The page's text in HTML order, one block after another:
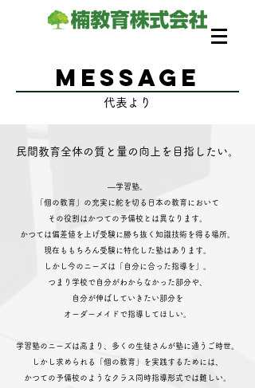
message
代表より
民間教育全体の質と量の向上を目指したい。
―学習塾。
「個の教育」の充実に舵を切る日本の教育において
その役割はかつての予備校とは異なります。
かつては偏差値を上げ受験に勝ち抜く知識技術を得る場所。
現在ももちろん受験に特化した塾はあります。
しかし今のニーズは「自分に合った指導を」。
つまり学校で自分がわからなかった部分や、
自分が伸ばしていきたい部分を
オーダーメイドで指導してほしい。
学習塾のニーズは高まり、多くの生徒さんが塾に通うご時世。
しかし求められる「個の教育」を実践するためには、
かつての予備校のようなクラス同時指導形式では難しい。